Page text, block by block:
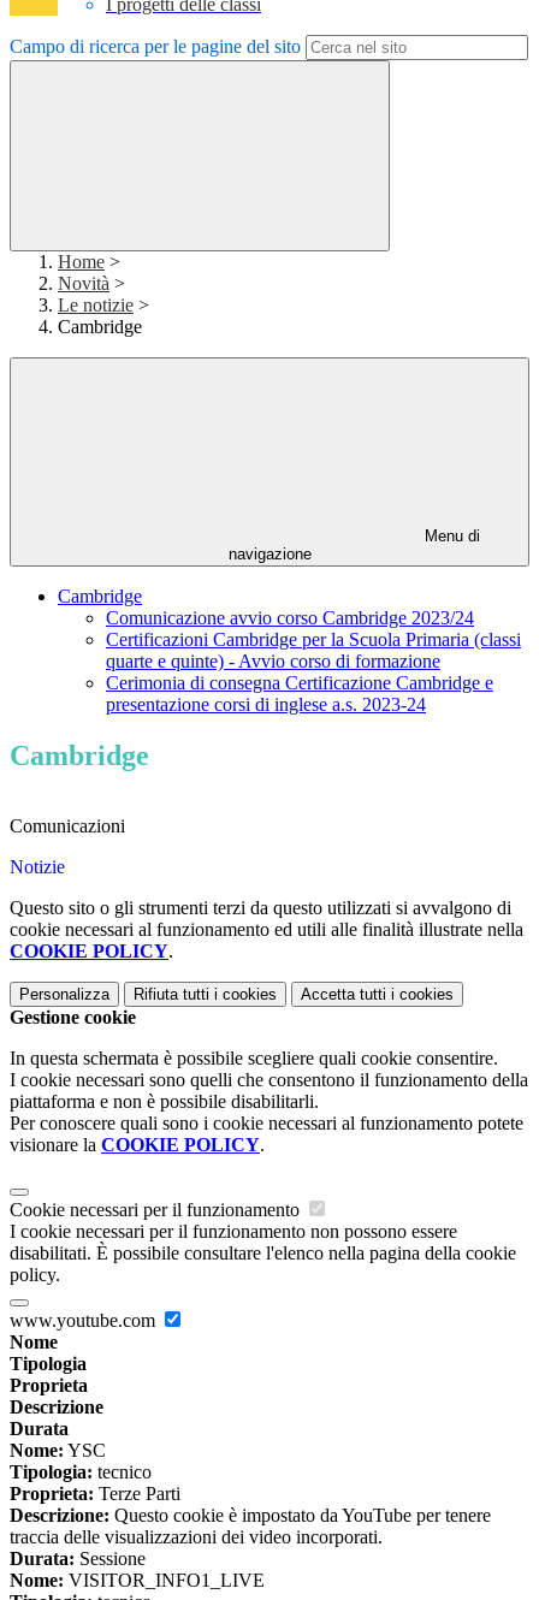
I progetti delle classi
Campo di ricerca per le pagine del sito
Home >
Novità >
Le notizie >
Cambridge
Menu di
navigazione
Cambridge
Comunicazione avvio corso Cambridge 2023/24
Certificazioni Cambridge per la Scuola Primaria (classi
quarte e quinte) - Avvio corso di formazione
Cerimonia di consegna Certificazione Cambridge e
presentazione corsi di inglese a.s. 2023-24
Cambridge
Comunicazioni
Notizie
Questo sito o gli strumenti terzi da questo utilizzati si avvalgono di
cookie necessari al funzionamento ed utili alle finalità illustrate nella
COOKIE POLICY.
Personalizza Rifiuta tutti i cookies Accetta tutti i cookies
Gestione cookie
In questa schermata è possibile scegliere quali cookie consentire.
I cookie necessari sono quelli che consentono il funzionamento della
piattaforma e non è possibile disabilitarli.
Per conoscere quali sono i cookie necessari al funzionamento potete
visionare la COOKIE POLICY.
Cookie necessari per il funzionamento
I cookie necessari per il funzionamento non possono essere
disabilitati. È possibile consultare l'elenco nella pagina della cookie
policy.
www.youtube.com
Nome
Tipologia
Proprieta
Descrizione
Durata
Nome: YSC
Tipologia: tecnico
Proprieta: Terze Parti
Descrizione: Questo cookie è impostato da YouTube per tenere
traccia delle visualizzazioni dei video incorporati.
Durata: Sessione
Nome: VISITOR_INFO1_LIVE